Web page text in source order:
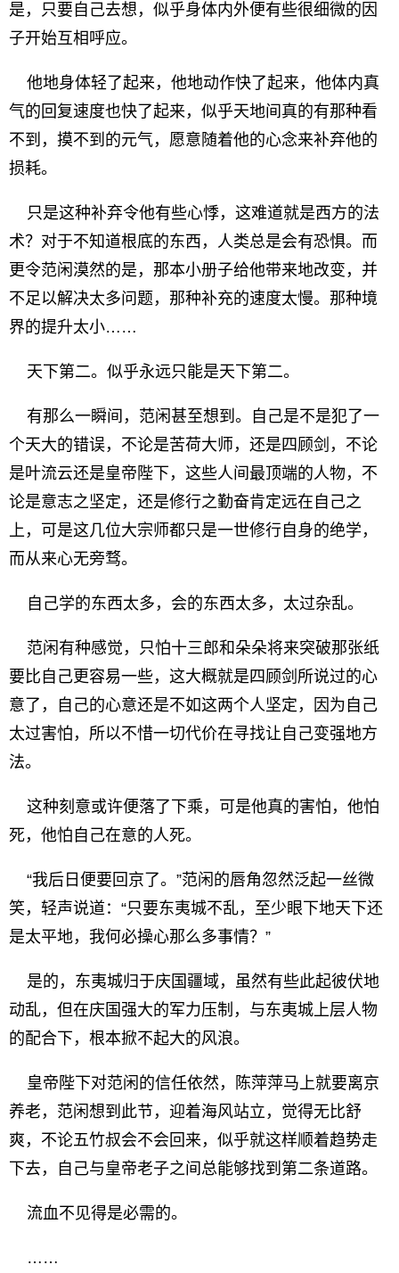
是，只要自己去想，似乎身体内外便有些很细微的因
子开始互相呼应。
他地身体轻了起来，他地动作快了起来，他体内真
气的回复速度也快了起来，似乎天地间真的有那种看
不到，摸不到的元气，愿意随着他的心念来补弃他的
损耗。
只是这种补弃令他有些心悸，这难道就是西方的法
术？对于不知道根底的东西，人类总是会有恐惧。而
更令范闲漠然的是，那本小册子给他带来地改变，并
不足以解决太多问题，那种补充的速度太慢。那种境
界的提升太小……
天下第二。似乎永远只能是天下第二。
有那么一瞬间，范闲甚至想到。自己是不是犯了一
个天大的错误，不论是苦荷大师，还是四顾剑，不论
是叶流云还是皇帝陛下，这些人间最顶端的人物，不
论是意志之坚定，还是修行之勤奋肯定远在自己之
上，可是这几位大宗师都只是一世修行自身的绝学，
而从来心无旁骛。
自己学的东西太多，会的东西太多，太过杂乱。
范闲有种感觉，只怕十三郎和朵朵将来突破那张纸
要比自己更容易一些，这大概就是四顾剑所说过的心
意了，自己的心意还是不如这两个人坚定，因为自己
太过害怕，所以不惜一切代价在寻找让自己变强地方
法。
这种刻意或许便落了下乘，可是他真的害怕，他怕
死，他怕自己在意的人死。
“我后日便要回京了。”范闲的唇角忽然泛起一丝微
笑，轻声说道：“只要东夷城不乱，至少眼下地天下还
是太平地，我何必操心那么多事情？”
是的，东夷城归于庆国疆域，虽然有些此起彼伏地
动乱，但在庆国强大的军力压制，与东夷城上层人物
的配合下，根本掀不起大的风浪。
皇帝陛下对范闲的信任依然，陈萍萍马上就要离京
养老，范闲想到此节，迎着海风站立，觉得无比舒
爽，不论五竹叔会不会回来，似乎就这样顺着趋势走
下去，自己与皇帝老子之间总能够找到第二条道路。
流血不见得是必需的。
……